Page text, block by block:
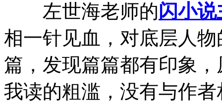
左世海老师的闪小说
相一针见血，对底层人
篇，发现篇篇都有印象
我读的粗滥，没有与作